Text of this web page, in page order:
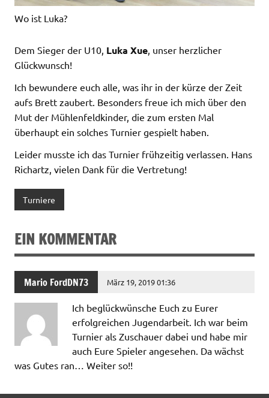
Wo ist Luka?
Dem Sieger der U10, Luka Xue, unser herzlicher
Glückwunsch!
Ich bewundere euch alle, was ihr in der kürze der Zeit
aufs Brett zaubert. Besonders freue ich mich über den
Mut der Mühlenfeldkinder, die zum ersten Mal
überhaupt ein solches Turnier gespielt haben.
Leider musste ich das Turnier frühzeitig verlassen. Hans
Richartz, vielen Dank für die Vertretung!
Turniere
EIN KOMMENTAR
Mario FordDN73 März 19, 2019 01:36
Ich beglückwünsche Euch zu Eurer
erfolgreichen Jugendarbeit. Ich war beim
Turnier als Zuschauer dabei und habe mir
auch Eure Spieler angesehen. Da wächst
was Gutes ran… Weiter so!!